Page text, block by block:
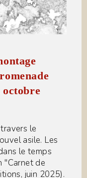
octobre
le
asile. Les
le temps
"Carnet de
juin 2025).